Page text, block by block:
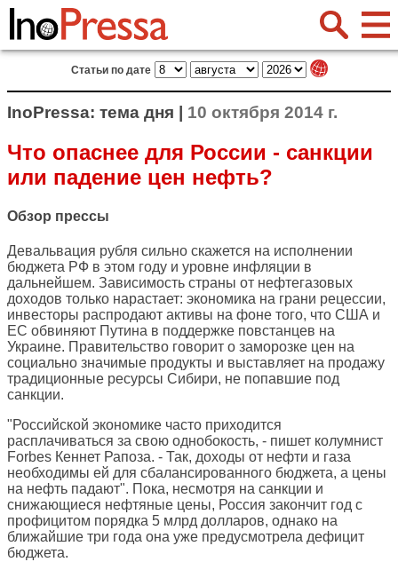
Статьи по дате
InoPressa: тема дня | 10 октября 2014 г.
Что опаснее для России - санкции
или падение цен нефть?
Обзор прессы
Девальвация рубля сильно скажется на исполнении
бюджета РФ в этом году и уровне инфляции в
дальнейшем. Зависимость страны от нефтегазовых
доходов только нарастает: экономика на грани рецессии,
инвесторы распродают активы на фоне того, что США и
ЕС обвиняют Путина в поддержке повстанцев на
Украине. Правительство говорит о заморозке цен на
социально значимые продукты и выставляет на продажу
традиционные ресурсы Сибири, не попавшие под
санкции.
"Российской экономике часто приходится
расплачиваться за свою однобокость, - пишет колумнист
Forbes Кеннет Рапоза. - Так, доходы от нефти и газа
необходимы ей для сбалансированного бюджета, а цены
на нефть падают". Пока, несмотря на санкции и
снижающиеся нефтяные цены, Россия закончит год с
профицитом порядка 5 млрд долларов, однако на
ближайшие три года она уже предусмотрела дефицит
бюджета.